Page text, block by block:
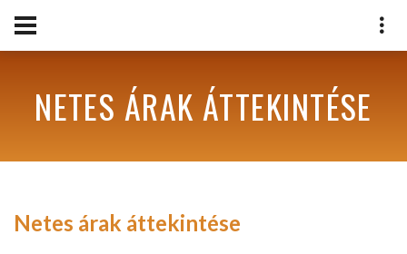
NETES ÁRAK ÁTTEKINTÉSE
Netes árak áttekintése